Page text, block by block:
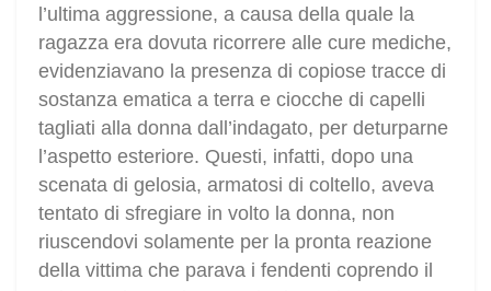
l’ultima aggressione, a causa della quale la
ragazza era dovuta ricorrere alle cure mediche,
evidenziavano la presenza di copiose tracce di
sostanza ematica a terra e ciocche di capelli
tagliati alla donna dall’indagato, per deturparne
l’aspetto esteriore. Questi, infatti, dopo una
scenata di gelosia, armatosi di coltello, aveva
tentato di sfregiare in volto la donna, non
riuscendovi solamente per la pronta reazione
della vittima che parava i fendenti coprendo il